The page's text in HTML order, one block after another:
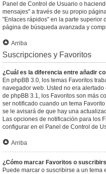
Panel de Control de Usuario o
mensajes" a través de su propio
"Enlaces rápidos" en la parte superior
página de búsqueda avanzada y
Arriba
Suscripciones y Favoritos
¿Cuál es la diferencia entre añadir
En phpBB 3.0, los temas Favoritos
navegador web. Usted no era
de phpBB 3.1, los Favoritos son más
ser notificado cuando un tema
se le avisará de que hay una
Las opciones de notificación para los
configurar en el Panel de Control de
Arriba
¿Cómo marcar Favoritos o
Puede marcar o suscribirse a un